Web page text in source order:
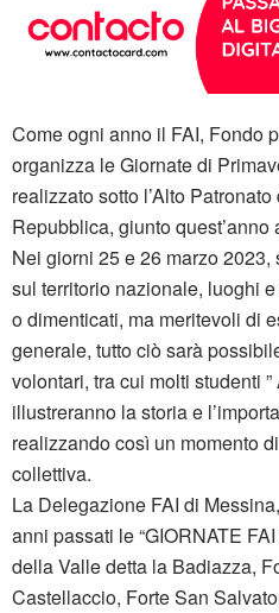
Come ogni anno il FAI, Fondo
organizza le Giornate di
realizzato sotto l’Alto
Repubblica, giunto quest’anno
Nei giorni 25 e 26 marzo
sul territorio nazionale, luoghi
o dimenticati, ma meritevoli di
generale, tutto ciò sarà
volontari, tra cui molti studenti
illustreranno la storia e
realizzando così un momento
collettiva.
La Delegazione FAI di
anni passati le “GIORNATE
della Valle detta la Badiazza,
Castellaccio, Forte San